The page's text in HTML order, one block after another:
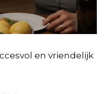
en vriendelijk